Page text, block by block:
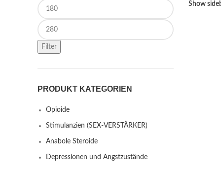
Min price
Max price
Filter
PRODUKT KATEGORIEN
Opioide
Stimulanzien (SEX-VERSTÄRKER)
Anabole Steroide
Depressionen und Angstzustände
Show